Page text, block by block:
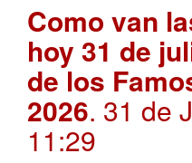
Como van
hoy 31 de
de los
2026. 31 de
11:29